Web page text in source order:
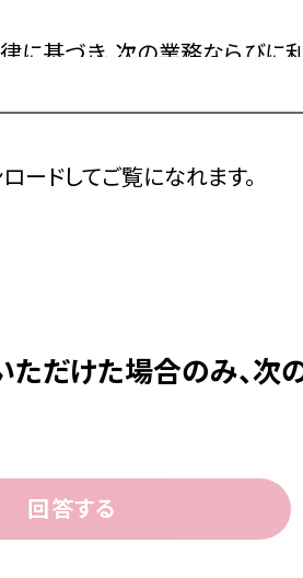
に基づき、次の業務ならびに
国為替業務およびこれらに付随
務、信託業務、社債業務等、
これらに付随する業務（今後
続的なお取引における管理の
判断のため
サービスの提供にかかる妥当
ードしてご覧になれます。
だけた場合のみ、次
回答する